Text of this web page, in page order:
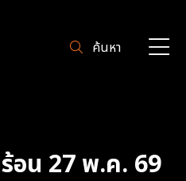
ค้นหา
อน 27 พ.ค. 69